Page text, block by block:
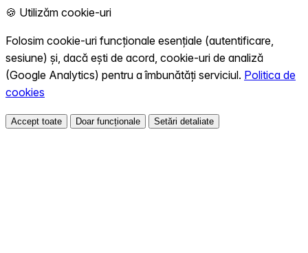
🍪 Utilizăm cookie-uri
Folosim cookie-uri funcționale esențiale (autentificare,
sesiune) și, dacă ești de acord, cookie-uri de analiză
(Google Analytics) pentru a îmbunătăți serviciul. Politica de
cookies
Accept toate Doar funcționale Setări detaliate